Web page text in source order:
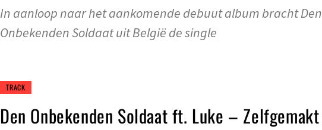
In aanloop naar het aankomende debuut album bracht Den
Onbekenden Soldaat uit België de single
TRACK
Den Onbekenden Soldaat ft. Luke – Zelfgemakt